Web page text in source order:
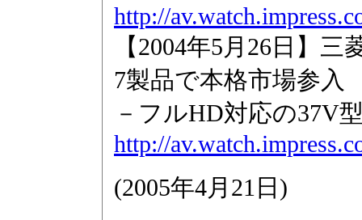
http://
【2004年5月26日】
7製品で本格市場参入
－フルHD対応の37V
http://
(2005年4月21日 )